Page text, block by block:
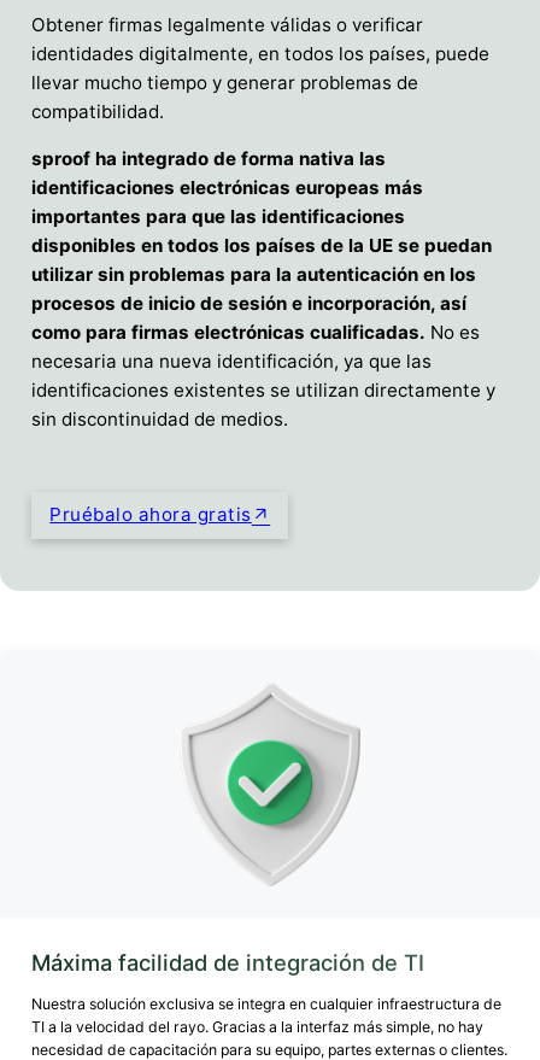
Obtener firmas legalmente válidas o verificar
identidades digitalmente, en todos los países, puede
llevar mucho tiempo y generar problemas de
compatibilidad.
sproof ha integrado de forma nativa las
identificaciones electrónicas europeas más
importantes para que las identificaciones
disponibles en todos los países de la UE se puedan
utilizar sin problemas para la autenticación en los
procesos de inicio de sesión e incorporación, así
como para firmas electrónicas cualificadas. No es
necesaria una nueva identificación, ya que las
identificaciones existentes se utilizan directamente y
sin discontinuidad de medios.
Pruébalo ahora gratis
Máxima facilidad de integración de TI
Nuestra solución exclusiva se integra en cualquier infraestructura de
TI a la velocidad del rayo. Gracias a la interfaz más simple, no hay
necesidad de capacitación para su equipo, partes externas o clientes.